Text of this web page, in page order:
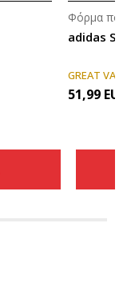
adidas
Φόρμα
GREAT
51,99 EUR